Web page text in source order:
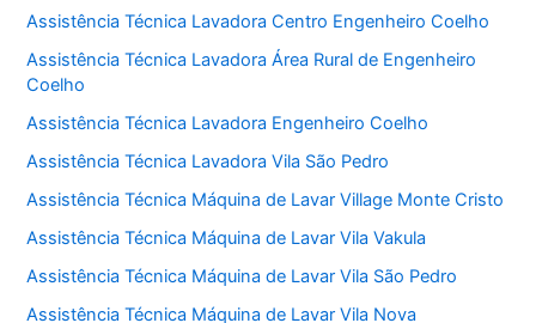
Assistência Técnica Lavadora Centro Engenheiro Coelho
Assistência Técnica Lavadora Área Rural de Engenheiro
Coelho
Assistência Técnica Lavadora Engenheiro Coelho
Assistência Técnica Lavadora Vila São Pedro
Assistência Técnica Máquina de Lavar Village Monte Cristo
Assistência Técnica Máquina de Lavar Vila Vakula
Assistência Técnica Máquina de Lavar Vila São Pedro
Assistência Técnica Máquina de Lavar Vila Nova